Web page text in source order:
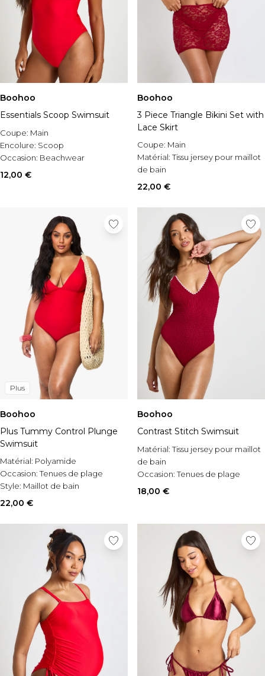
Boohoo
Essentials Scoop Swimsuit
Coupe: Main
Encolure: Scoop
Occasion: Beachwear
12,00 €
Boohoo
3 Piece Triangle Bikini Set with
Lace Skirt
Coupe: Main
Matérial:Tissu jersey pour maillot
de bain
Style: Maillot
22,00 €
Plus
Boohoo
Plus Tummy Control Plunge
Swimsuit
Matérial: Polyamide
Occasion:Tenues de plage
Style: Maillot de bain
22,00 €
Boohoo
Contrast Stitch Swimsuit
Matérial:Tissu jersey pour maillot
de bain
Occasion:Tenues de plage
Style:
Plunge Swimsuit
18,00 €